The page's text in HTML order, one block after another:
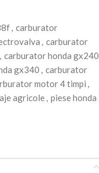
, carburator
, carburator
, carburator honda gx240
gx340 , carburator
motor 4 timpi ,
agricole, piese honda